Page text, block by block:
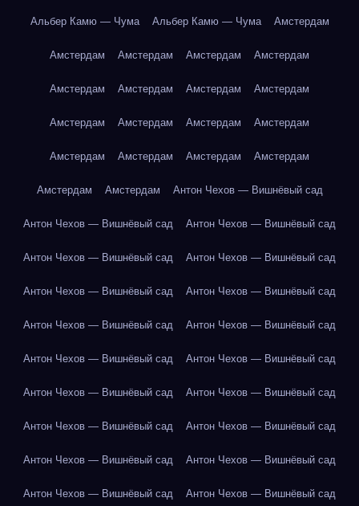
Альбер Камю — Чума Альбер Камю — Чума Амстердам
Амстердам Амстердам Амстердам Амстердам
Амстердам Амстердам Амстердам Амстердам
Амстердам Амстердам Амстердам Амстердам
Амстердам Амстердам Амстердам Амстердам
Амстердам Амстердам Антон Чехов — Вишнёвый сад
Антон Чехов — Вишнёвый сад Антон Чехов — Вишнёвый сад
Антон Чехов — Вишнёвый сад Антон Чехов — Вишнёвый сад
Антон Чехов — Вишнёвый сад Антон Чехов — Вишнёвый сад
Антон Чехов — Вишнёвый сад Антон Чехов — Вишнёвый сад
Антон Чехов — Вишнёвый сад Антон Чехов — Вишнёвый сад
Антон Чехов — Вишнёвый сад Антон Чехов — Вишнёвый сад
Антон Чехов — Вишнёвый сад Антон Чехов — Вишнёвый сад
Антон Чехов — Вишнёвый сад Антон Чехов — Вишнёвый сад
Антон Чехов — Вишнёвый сад Антон Чехов — Вишнёвый сад